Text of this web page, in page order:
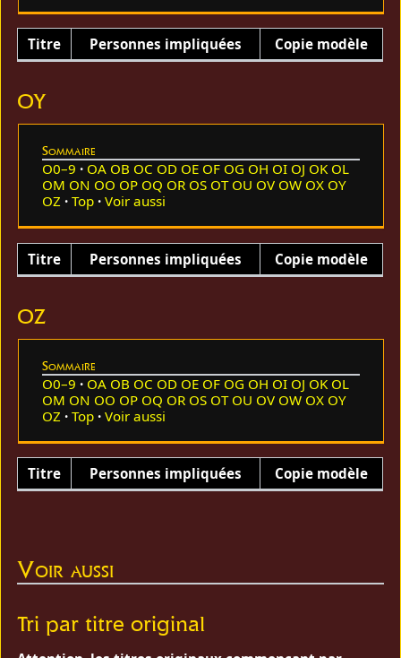
Titre Personnes impliquées Copie modèle
OY
Sommaire
O0–9 OA OB OC OD OE OF OG OH OI OJ OK OL
OM ON OO OP OQ OR OS OT OU OV OW OX OY
OZ
Top Voir aussi
Titre Personnes impliquées Copie modèle
OZ
Sommaire
O0–9 OA OB OC OD OE OF OG OH OI OJ OK OL
OM ON OO OP OQ OR OS OT OU OV OW OX OY
OZ
Top Voir aussi
Titre Personnes impliquées Copie modèle
Voir aussi
Tri par titre original